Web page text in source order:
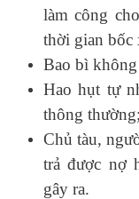
làm công
thời gian bốc
Bao bì
Hao hụt tự
thông thường;
Chủ tàu,
trả được nợ
gây ra.